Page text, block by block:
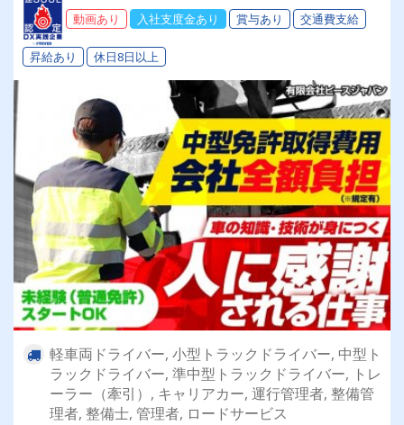
動画あり 入社支度金あり 賞与あり 交通費支給
昇給あり 休日8日以上
軽車両ドライバー, 小型トラックドライバー, 中型ト
ラックドライバー, 準中型トラックドライバー, トレ
ーラー（牽引）, キャリアカー, 運行管理者, 整備管
理者, 整備士, 管理者, ロードサービス